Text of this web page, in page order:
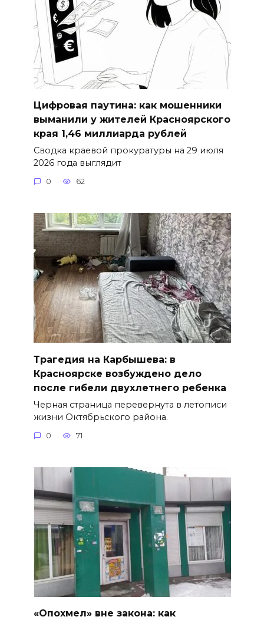
Цифровая паутина: как мошенники
выманили у жителей Красноярского
края 1,46 миллиарда рублей
Сводка краевой прокуратуры на 29 июля
2026 года выглядит
0 62
Трагедия на Карбышева: в
Красноярске возбуждено дело
после гибели двухлетнего ребенка
Черная страница перевернута в летописи
жизни Октябрьского района.
0 71
«Опохмел» вне закона: как